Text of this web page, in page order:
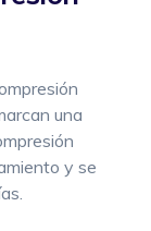
una
y se